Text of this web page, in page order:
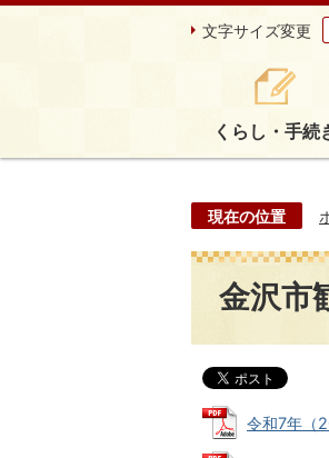
文字サイズ変更
くらし・手続
現在の位置
金沢市
令和7年（